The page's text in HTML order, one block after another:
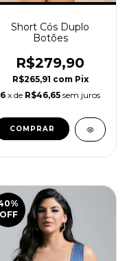
Short Cós Duplo
Botões
R$279,90
R$265,91 com Pix
6 x de R$46,65 sem juros
COMPRAR
%
OFF